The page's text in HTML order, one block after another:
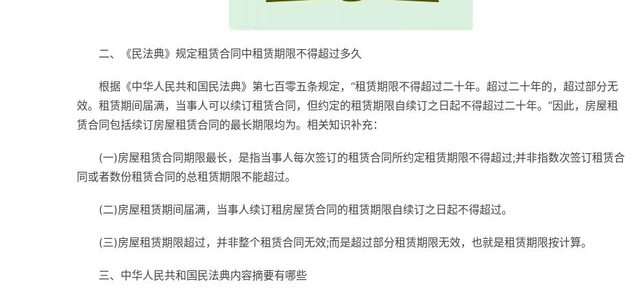
二、《民法典》规定租赁合同中租赁期限不得超过多久
根据《中华人民共和国民法典》第七百零五条规定，“租赁期限不得超过二十年。超过二十年的，超过部分无
效。租赁期间届满，当事人可以续订租赁合同，但约定的租赁期限自续订之日起不得超过二十年。”因此，房屋租
赁合同包括续订房屋租赁合同的最长期限均为。相关知识补充：
(一)房屋租赁合同期限最长，是指当事人每次签订的租赁合同所约定租赁期限不得超过;并非指数次签订租赁合
同或者数份租赁合同的总租赁期限不能超过。
(二)房屋租赁期间届满，当事人续订租房屋赁合同的租赁期限自续订之日起不得超过。
(三)房屋租赁期限超过，并非整个租赁合同无效;而是超过部分租赁期限无效，也就是租赁期限按计算。
三、中华人民共和国民法典内容摘要有哪些